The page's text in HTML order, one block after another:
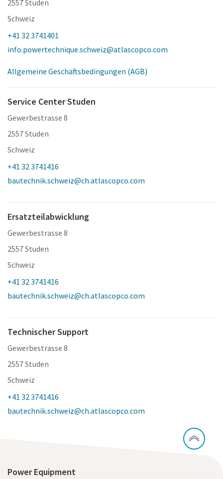
2557 Studen
Schweiz
+41 32 3741401
info.powertechnique.schweiz@atlascopco.com
Allgemeine Geschäftsbedingungen (AGB)
Service Center Studen
Gewerbestrasse 8
2557 Studen
Schweiz
+41 32 3741416
bautechnik.schweiz@ch.atlascopco.com
Ersatzteilabwicklung
Gewerbestrasse 8
2557 Studen
Schweiz
+41 32 3741416
bautechnik.schweiz@ch.atlascopco.com
Technischer Support
Gewerbestrasse 8
2557 Studen
Schweiz
+41 32 3741416
bautechnik.schweiz@ch.atlascopco.com
Power Equipment